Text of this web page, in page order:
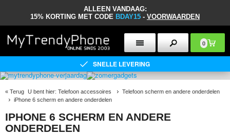
ALLEEN VANDAAG:
15% KORTING MET CODE BDAY15 - VOORWAARDEN
0
SNELLE LEVERING
« Terug U bent hier: Telefoon accessoires
Telefoon scherm en andere onderdelen
iPhone 6 scherm en andere onderdelen
IPHONE 6 SCHERM EN ANDERE
ONDERDELEN